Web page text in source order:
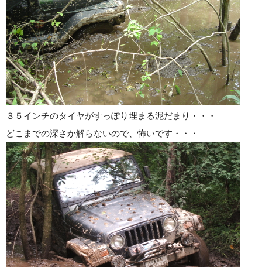
３５インチのタイヤがすっぽり埋まる泥だまり・・・
どこまでの深さか解らないので、怖いです・・・